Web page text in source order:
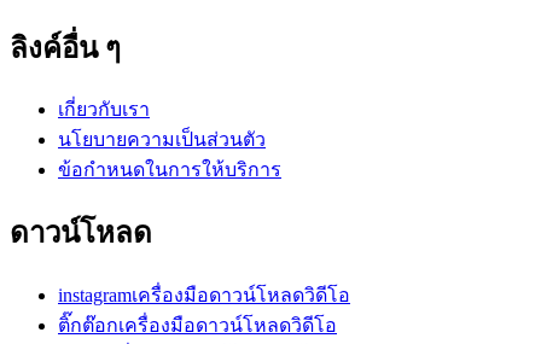
ลิงค์อื่น ๆ
เกี่ยวกับเรา
นโยบายความเป็นส่วนตัว
ข้อกำหนดในการให้บริการ
ดาวน์โหลด
instagramเครื่องมือดาวน์โหลดวิดีโอ
ติ๊กต๊อกเครื่องมือดาวน์โหลดวิดีโอ